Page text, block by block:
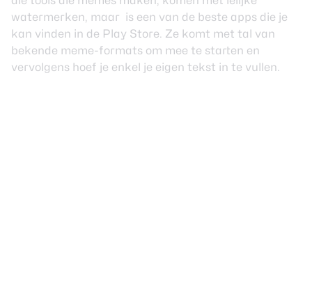
watermerken, maar is een van de beste apps die je
kan vinden in de Play Store. Ze komt met tal van
bekende meme-formats om mee te starten en
vervolgens hoef je enkel je eigen tekst in te vullen.